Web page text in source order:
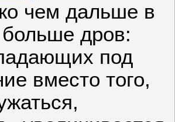
чем дальше в
дров:
под
вместо того,